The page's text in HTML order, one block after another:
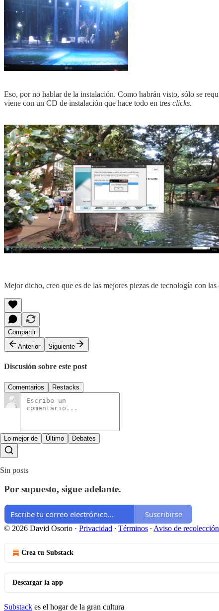
Eso, por no hablar de la instalación. Como habrán visto, sólo se
viene con un CD de instalación que hace todo en tres clicks.
Mejor dicho, creo que es de las mejores piezas de tecnología con las
Compartir
Anterior
Siguiente
Discusión sobre este post
Comentarios Restacks
Lo mejor de Último Debates
Sin posts
Por supuesto, sigue adelante.
Suscribirse
© 2026 David Osorio · Privacidad ∙ Términos ∙ Aviso de recolección
Crea tu Substack
Descargar la app
Substack es el hogar de la gran cultura